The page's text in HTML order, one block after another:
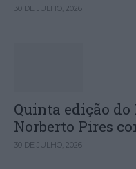
30 DE JULHO, 2026
Quinta edição
Norberto Pires
30 DE JULHO, 2026